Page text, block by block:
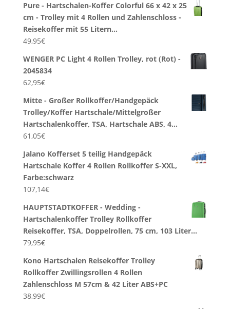
Pure - Hartschalen-Koffer Colorful 66 x 42 x 25
cm - Trolley mit 4 Rollen und Zahlenschloss -
Reisekoffer mit 55 Litern…
49,95€
WENGER PC Light 4 Rollen Trolley, rot (Rot) -
2045834
62,95€
Mitte - Großer Rollkoffer/Handgepäck
Trolley/Koffer Hartschale/Mittelgroßer
Hartschalenkoffer, TSA, Hartschale ABS, 4…
61,05€
Jalano Kofferset 5 teilig Handgepäck
Hartschale Koffer 4 Rollen Rollkoffer S-XXL,
Farbe:schwarz
107,14€
HAUPTSTADTKOFFER - Wedding -
Hartschalenkoffer Trolley Rollkoffer
Reisekoffer, TSA, Doppelrollen, 75 cm, 103 Liter…
79,95€
Kono Hartschalen Reisekoffer Trolley
Rollkoffer Zwillingsrollen 4 Rollen
Zahlenschloss M 57cm & 42 Liter ABS+PC
38,99€